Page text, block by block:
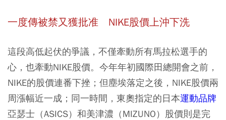
一度傳被禁又獲批准 NIKE股價上沖下洗
這段高低起伏的爭議，不僅牽動所有馬拉松選手的
心，也牽動NIKE股價。今年年初國際田總開會之前，
NIKE的股價連番下挫；但塵埃落定之後，NIKE股價兩
周漲幅近一成；同一時間，東奧指定的日本運動品牌
亞瑟士（ASICS）和美津濃（MIZUNO）股價則是完